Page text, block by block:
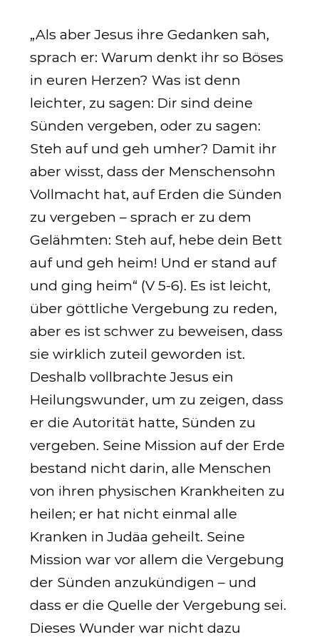
„Als aber Jesus ihre Gedanken sah,
sprach er: Warum denkt ihr so Böses
in euren Herzen? Was ist denn
leichter, zu sagen: Dir sind deine
Sünden vergeben, oder zu sagen:
Steh auf und geh umher? Damit ihr
aber wisst, dass der Menschensohn
Vollmacht hat, auf Erden die Sünden
zu vergeben – sprach er zu dem
Gelähmten: Steh auf, hebe dein Bett
auf und geh heim! Und er stand auf
und ging heim“ (V 5-6). Es ist leicht,
über göttliche Vergebung zu reden,
aber es ist schwer zu beweisen, dass
sie wirklich zuteil geworden ist.
Deshalb vollbrachte Jesus ein
Heilungswunder, um zu zeigen, dass
er die Autorität hatte, Sünden zu
vergeben. Seine Mission auf der Erde
bestand nicht darin, alle Menschen
von ihren physischen Krankheiten zu
heilen; er hat nicht einmal alle
Kranken in Judäa geheilt. Seine
Mission war vor allem die Vergebung
der Sünden anzukündigen – und
dass er die Quelle der Vergebung sei.
Dieses Wunder war nicht dazu